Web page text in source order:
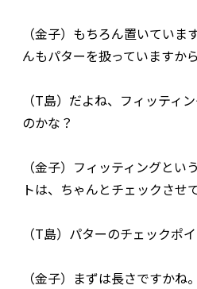
（金子）もちろん置いてい
んもパターを扱っていますから
（T島）だよね、フィッティ
のかな？
（金子）フィッティングと
トは、ちゃんとチェックさせ
（T島）パターのチェックポ
（金子）まずは長さですかね